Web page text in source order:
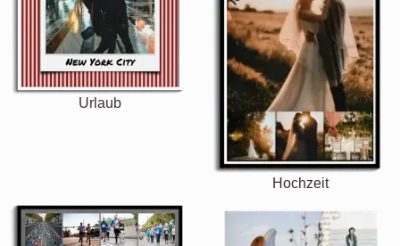
Urlaub
Hochzeit